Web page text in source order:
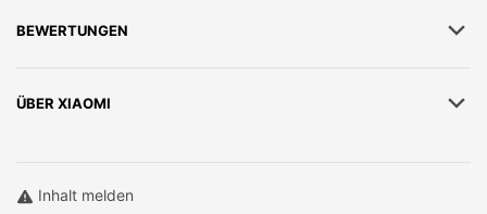
BEWERTUNGEN
ÜBER XIAOMI
Inhalt melden